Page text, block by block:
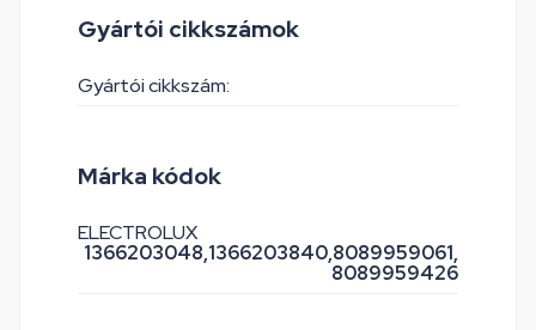
Gyártói cikkszámok
Gyártói cikkszám:
Márka kódok
ELECTROLUX
1366203048,1366203840,8089959061,
8089959426